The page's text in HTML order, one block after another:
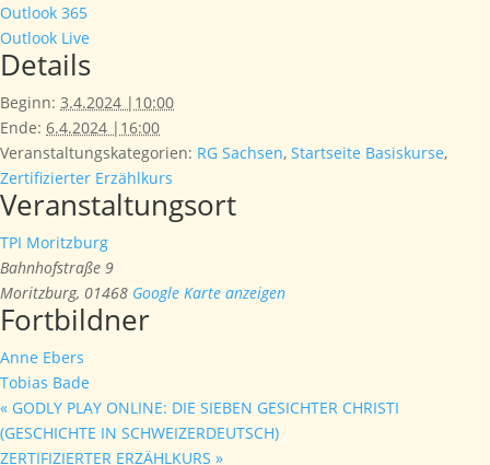
Outlook 365
Outlook Live
Details
Beginn: 3.4.2024 |10:00
Ende: 6.4.2024 |16:00
Veranstaltungskategorien: RG Sachsen, Startseite Basiskurse,
Zertifizierter Erzählkurs
Veranstaltungsort
TPI Moritzburg
Bahnhofstraße 9
Moritzburg, 01468 Google Karte anzeigen
Fortbildner
Anne Ebers
Tobias Bade
« GODLY PLAY ONLINE: DIE SIEBEN GESICHTER CHRISTI
(GESCHICHTE IN SCHWEIZERDEUTSCH)
ZERTIFIZIERTER ERZÄHLKURS »